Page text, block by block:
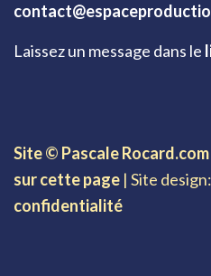
Laissez un message dans le
Site © Pascale
sur cette page | Site design:
confidentialité